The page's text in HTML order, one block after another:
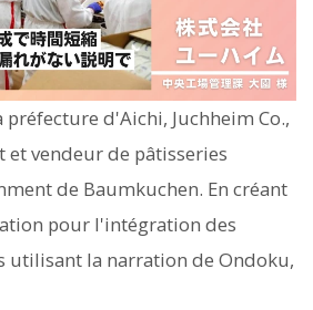
préfecture d'Aichi, Juchheim Co.,
et vendeur de pâtisseries
de Baumkuchen. En créant
pour l'intégration des
utilisant la narration de Ondoku,